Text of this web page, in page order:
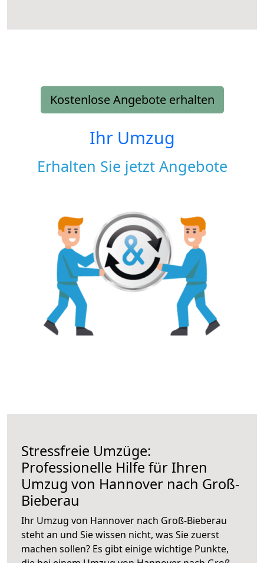
Kostenlose Angebote erhalten
Ihr Umzug
Erhalten Sie jetzt Angebote
Stressfreie Umzüge:
Professionelle Hilfe für Ihren
Umzug von Hannover nach Groß-
Bieberau
Ihr Umzug von Hannover nach Groß-Bieberau
steht an und Sie wissen nicht, was Sie zuerst
machen sollen? Es gibt einige wichtige Punkte,